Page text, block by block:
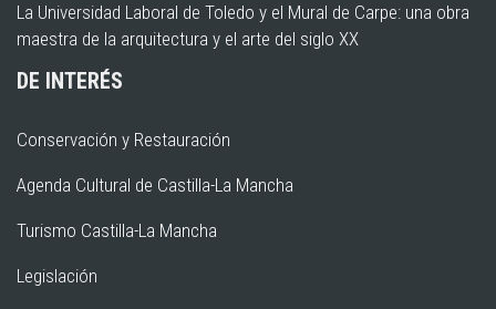
La Universidad Laboral de Toledo y el Mural de Carpe: una obra
maestra de la arquitectura y el arte del siglo XX
DE INTERÉS
Conservación y Restauración
Agenda Cultural de Castilla-La Mancha
Turismo Castilla-La Mancha
Legislación